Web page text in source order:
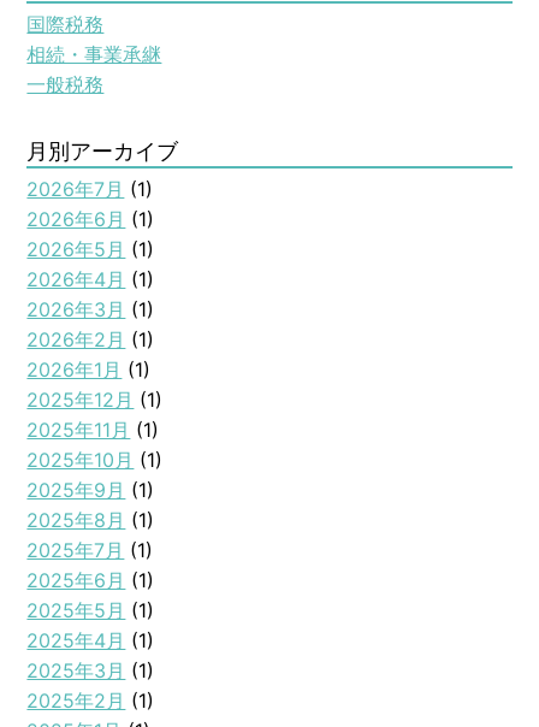
国際税務
相続・事業承継
一般税務
月別アーカイブ
2026年7月 (1)
2026年6月 (1)
2026年5月 (1)
2026年4月 (1)
2026年3月 (1)
2026年2月 (1)
2026年1月 (1)
2025年12月 (1)
2025年11月 (1)
2025年10月 (1)
2025年9月 (1)
2025年8月 (1)
2025年7月 (1)
2025年6月 (1)
2025年5月 (1)
2025年4月 (1)
2025年3月 (1)
2025年2月 (1)